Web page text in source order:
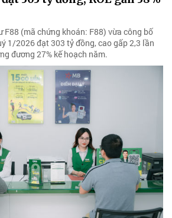
F88 (mã chứng khoán: F88) vừa công bố
1/2026 đạt 303 tỷ đồng, cao gấp 2,3 lần
đương 27% kế hoạch năm.